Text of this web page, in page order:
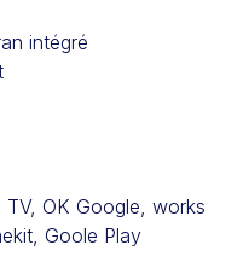
intégré
TV, OK Google, works
Goole Play